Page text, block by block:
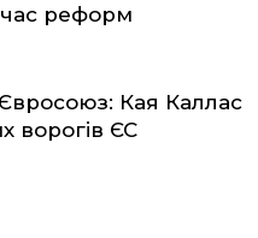
час реформ
Кая Каллас
ворогів ЄС